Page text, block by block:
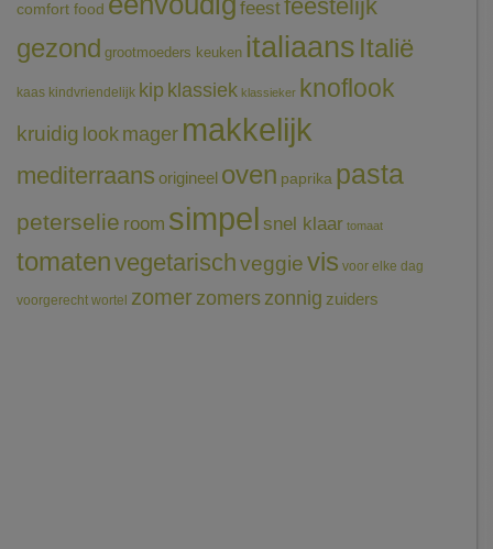
comfort food feestfeestelijk
gezond grootmoeders keuken italiaans Italië
kaas kindvriendelijk kip klassiek klassieker knoflook
kruidig look mager makkelijk
mediterraans origineel oven paprika pasta
peterselie room simpel snel klaar tomaat
tomatenvegetarischveggievis voor elke dag
voorgerecht wortel zomerzomerszonnig zuiders